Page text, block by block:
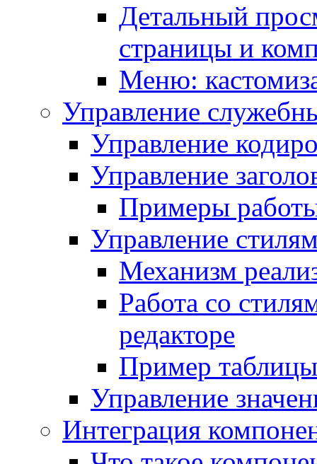
Детальный
страницы и
Меню:
Управление
Управление
Управление
Примеры
Управление
Механизм
Работа со
редакторе
Пример
Управление
Интеграция